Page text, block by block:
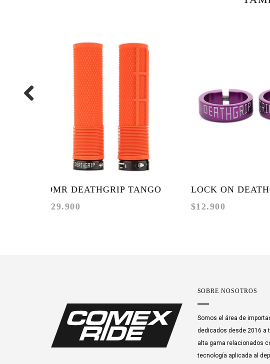
DMR DEATHGRIP TANGO
FLANGELESS
$29.900
LOCK ON
PURPLE
$12.900
SOBRE NOSOTROS
Somos el área de
dedicados desde 2016 a
alta gama relacionados
tecnología aplicada al